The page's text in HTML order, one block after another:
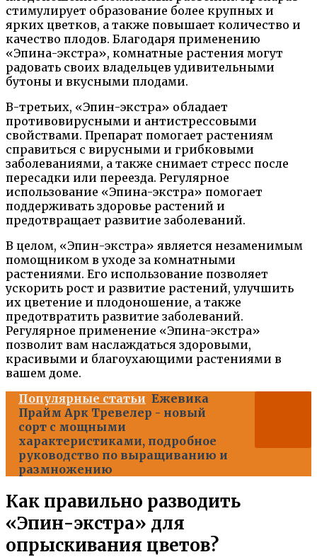
стимулирует образование более крупных и
ярких цветков, а также повышает количество и
качество плодов. Благодаря применению
«Эпина-экстра», комнатные растения могут
радовать своих владельцев удивительными
бутоны и вкусными плодами.
В-третьих, «Эпин-экстра» обладает
противовирусными и антистрессовыми
свойствами. Препарат помогает растениям
справиться с вирусными и грибковыми
заболеваниями, а также снимает стресс после
пересадки или переезда. Регулярное
использование «Эпина-экстра» помогает
поддерживать здоровье растений и
предотвращает развитие заболеваний.
В целом, «Эпин-экстра» является незаменимым
помощником в уходе за комнатными
растениями. Его использование позволяет
ускорить рост и развитие растений, улучшить
их цветение и плодоношение, а также
предотвратить развитие заболеваний.
Регулярное применение «Эпина-экстра»
позволит вам наслаждаться здоровыми,
красивыми и благоухающими растениями в
вашем доме.
Популярные статьи Ежевика
Прайм Арк Тревелер - новый
сорт с мощными
характеристиками, подробное
руководство по выращиванию и
размножению
Как правильно разводить
«Эпин-экстра» для
опрыскивания цветов?